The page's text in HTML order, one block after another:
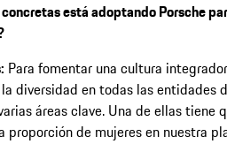
está adoptando Porsche
Para fomentar una cultura
diversidad en todas las entidades
áreas clave. Una de ellas tiene
proporción de mujeres en nuestra